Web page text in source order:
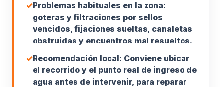
✓Problemas habituales en la zona:
goteras y filtraciones por sellos
vencidos, fijaciones sueltas, canaletas
obstruidas y encuentros mal resueltos.
✓Recomendación local: Conviene ubicar
el recorrido y el punto real de ingreso de
agua antes de intervenir, para reparar